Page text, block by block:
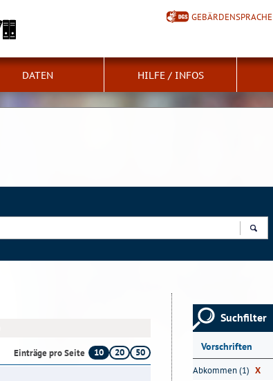
GEBÄRDENSPRACHE
DATEN HILFE / INFOS
Einträge pro Seite 10 20
50
Suchfilter
Vorschriften
Abkommen (1) X